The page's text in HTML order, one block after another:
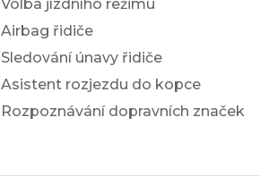
Volba jízdního režimu
Airbag řidiče
Sledování únavy řidiče
Asistent rozjezdu do kopce
Rozpoznávání dopravních značek